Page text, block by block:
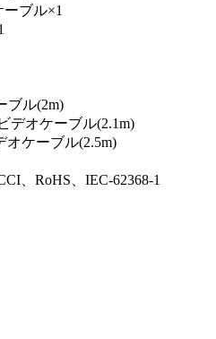
ブル×1
ブル(2m)
デオケーブル(2.1m)
ケーブル(2.5m)
、RoHS、IEC-62368-1